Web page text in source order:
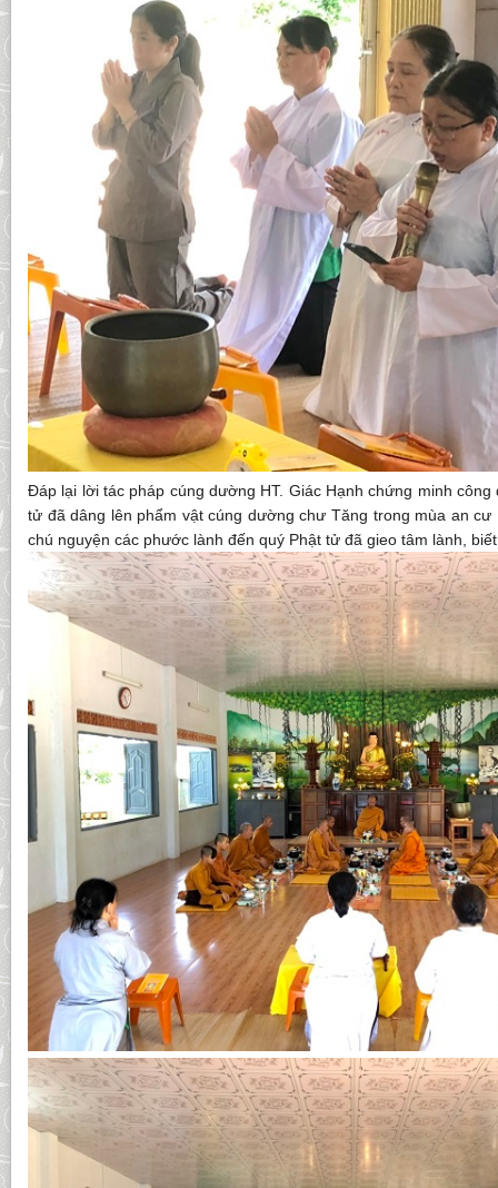
Đáp lại lời tác pháp cúng dường HT. Giác Hạnh chứng minh
tử đã dâng lên phẩm vật cúng dường chư Tăng trong mùa an cư
chú nguyện các phước lành đến quý Phật tử đã gieo tâm lành,